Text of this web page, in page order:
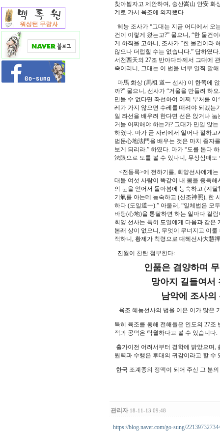
찾아뵙자고 제안하여, 숭산嵩山 안安 화
계로 가서 육조에 의지했다.
혜능 조사가 “그대는 지금 어디에서 오
건이 이렇게 왔는고?” 물으니, “한 물건
게 하직을 고하니, 조사가 “한 물건이라
않으나 더럽힐 수는 없습니다.” 답하였
서천西天의 27조 반야다라께서 그대에
죽이리니, 그대는 이 법을 너무 일찍 말
마馬 화상 (馬祖 道一 선사) 이 한쪽에
까?” 물으니, 선사가 “거울을 만들려 하
만들 수 없다면 좌선하여 어찌 부처를 이
레가 가지 않으면 수레를 때려야 되겠는
일 좌선을 배우려 한다면 선은 앉거나
거늘 어찌해야 하는가? 그대가 만일 앉
하였다. 마가 곧 자리에서 일어나 절하
법문心地法門을 배우는 것은 마치 종자
보게 되리라.” 하였다. 마가 “도를 본다
法眼으로 도를 볼 수 있나니, 무상삼매
<전등록>에 전하기를, 회양선사에게
대들 여섯 사람이 똑같이 내 몸을 증득
의 눈을 얻어서 돌아봄에 능숙하고 (지
기氣를 아는데 능숙하고 (신조神照), 한
하다 (도일道一).” 아울러, “일체법은 모
바탕(心地)을 통달하면 하는 일마다 걸
회양 선사는 특히 도일에게 다음과 같은
본래 상이 없으니, 무엇이 무너지고 이
적하니, 황제가 칙령으로 대혜선사大慧
진월이 찬탄 첨부한다:
인품은 겸양하며 무
망아지 길들여서 천
남악에 조사의 선
육조 혜능선사의 법을 이은 이가 많은
특히 육조를 통해 전해들은 인도의 27
적과 공덕은 탁월하다고 볼 수 있습니다.
출가이전 어려서부터 경학에 밝았으며,
원력과 수행은 후대의 귀감이라고 할 수
한국 조계종의 정맥이 되어 주신 그 분
관리자 18-11-13 09:48
https://blog.naver.com/go-sung/